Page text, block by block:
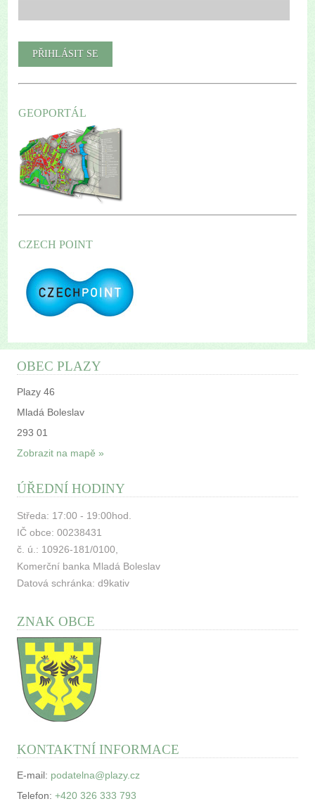
GEOPORTÁL
CZECH POINT
OBEC PLAZY
Plazy 46
Mladá Boleslav
293 01
Zobrazit na mapě »
ÚŘEDNÍ HODINY
Středa: 17:00 - 19:00hod.
IČ obce: 00238431
č. ú.: 10926-181/0100,
Komerční banka Mladá Boleslav
Datová schránka: d9kativ
ZNAK OBCE
KONTAKTNÍ INFORMACE
E-mail: podatelna@plazy.cz
Telefon: +420 326 333 793